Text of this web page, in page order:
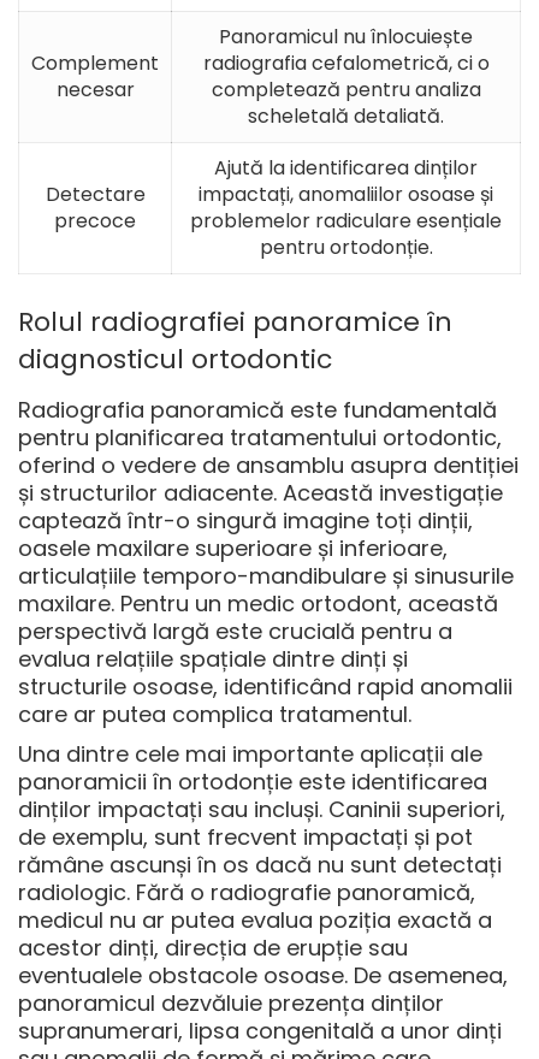
Complement
necesar
Panoramicul nu înlocuiește
radiografia cefalometrică, ci o
completează pentru analiza
scheletală detaliată.
Detectare
precoce
Ajută la identificarea dinților
impactați, anomaliilor osoase și
problemelor radiculare esențiale
pentru ortodonție.
Rolul radiografiei panoramice în
diagnosticul ortodontic
Radiografia panoramică este fundamentală
pentru planificarea tratamentului ortodontic,
oferind o vedere de ansamblu asupra dentiției
și structurilor adiacente. Această investigație
captează într-o singură imagine toți dinții,
oasele maxilare superioare și inferioare,
articulațiile temporo-mandibulare și sinusurile
maxilare. Pentru un medic ortodont, această
perspectivă largă este crucială pentru a
evalua relațiile spațiale dintre dinți și
structurile osoase, identificând rapid anomalii
care ar putea complica tratamentul.
Una dintre cele mai importante aplicații ale
panoramicii în ortodonție este identificarea
dinților impactați sau incluși. Caninii superiori,
de exemplu, sunt frecvent impactați și pot
rămâne ascunși în os dacă nu sunt detectați
radiologic. Fără o radiografie panoramică,
medicul nu ar putea evalua poziția exactă a
acestor dinți, direcția de erupție sau
eventualele obstacole osoase. De asemenea,
panoramicul dezvăluie prezența dinților
supranumerari, lipsa congenitală a unor dinți